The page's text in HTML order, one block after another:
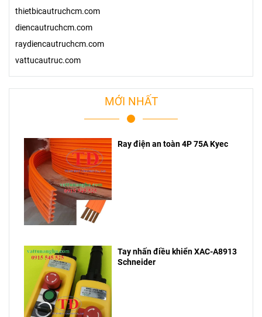
thietbicautruchcm.com
diencautruchcm.com
raydiencautruchcm.com
vattucautruc.com
MỚI NHẤT
Ray điện an toàn 4P 75A Kyec
Tay nhấn điều khiển XAC-A8913
Schneider